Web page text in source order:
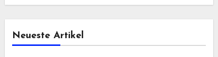
Neueste Artikel